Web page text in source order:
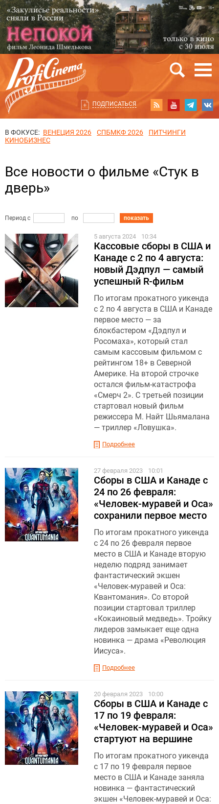
ПОДПИСАТЬСЯ
В ФОКУСЕ: ВЕНЕЦИЯ 2026 СПБМКФ 2026
ПИТЧИНГИ
КИНОБИЗНЕС
Все новости о фильме «Стук в
дверь»
Период с по показать
5 августа 2024 10:34
Кассовые сборы в США и
Канаде с 2 по 4 августа:
новый Дэдпул — самый
успешный R-фильм
По итогам прокатного уикенда
с 2 по 4 августа в США и Канаде
первое место — за
блокбастером «Дэдпул и
Росомаха», который стал
самым кассовым фильмом с
рейтингом 18+ в Северной
Америке. На второй строчке
остался фильм-катастрофа
«Смерч 2». С третьей позиции
стартовал новый фильм
режиссера М. Найт Шьямалана
— триллер «Ловушка».
Подробнее
27 февраля 2023 10:01
Сборы в США и Канаде с
24 по 26 февраля:
«Человек-муравей и Оса»
сохранили первое место
По итогам прокатного уикенда
с 24 по 26 февраля первое
место в США и Канаде вторую
неделю подряд занимает
фантастический экшен
«Человек-муравей и Оса:
Квантомания». Со второй
позиции стартовал триллер
«Кокаиновый медведь». Тройку
лидеров замыкает еще одна
новинка — драма «Революция
Иисуса».
Подробнее
20 февраля 2023 10:00
Сборы в США и Канаде с
17 по 19 февраля:
«Человек-муравей и Оса»
стартуют на вершине
По итогам прокатного уикенда
с 17 по 19 февраля первое
место в США и Канаде заняла
новинка — фантастический
экшен «Человек-муравей и Оса: